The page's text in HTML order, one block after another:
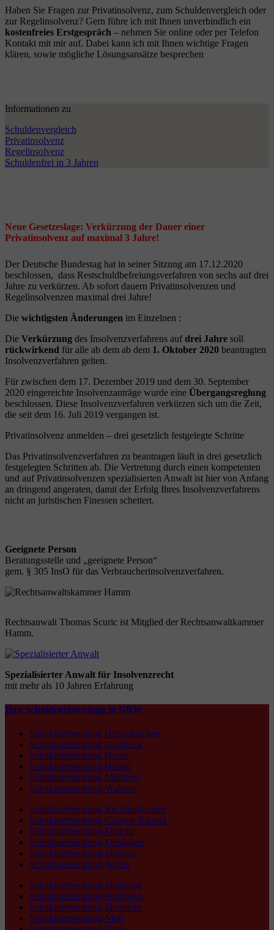
Haben Sie Fragen zur Privatinsolvenz, zum Schuldenvergleich oder
zur Regelinsolvenz? Gern führe ich mit Ihnen unverbindlich ein
kostenfreies Erstgespräch – nehmen Sie online oder per Telefon
Kontakt mit mir auf. Dabei kann ich mit Ihnen wichtige Fragen
klären, sowie mögliche Lösungsansätze besprechen
Informationen zu
Schuldenvergleich
Privatinsolvenz
Regelinsolvenz
Schuldenfrei in 3 Jahren
Neue Gesetzeslage: Verkürzung der Dauer einer
Privatinsolvenz auf maximal 3 Jahre!
Der Deutsche Bundestag hat in seiner Sitzung am 17.12.2020
beschlossen, dass Restschuldbefreiungsverfahren von sechs auf drei
Jahre zu verkürzen. Ab sofort dauern Privatinsolvenzen und
Regelinsolvenzen maximal drei Jahre!
Die wichtigsten Änderungen im Einzelnen :
Die Verkürzung des Insolvenzverfahrens aufdrei Jahre soll
rückwirkend für alle ab dem ab dem 1. Oktober 2020 beantragten
Insolvenzverfahren gelten.
Für zwischen dem 17. Dezember 2019 und dem 30. September
2020 eingereichte Insolvenzanträge wurde eine Übergangsreglung
beschlossen. Diese Insolvenzverfahren verkürzen sich um die Zeit,
die seit dem 16. Juli 2019 vergangen ist.
Privatinsolvenz anmelden – drei gesetzlich festgelegte Schritte
Das Privatinsolvenzverfahren zu beantragen läuft in drei gesetzlich
festgelegten Schritten ab. Die Vertretung durch einen kompetenten
und auf Privatinsolvenzen spezialisierten Anwalt ist hier von Anfang
an dringend angeraten, damit der Erfolg Ihres Insolvenzverfahrens
nicht an juristischen Finessen scheitert.
Geeignete Person
Beratungsstelle und „geeignete Person“
gem. § 305 InsO für das Verbraucherinsolvenzverfahren.
Rechtsanwalt Thomas Scuric ist Mitglied der Rechtsanwaltkammer
Hamm.
Spezialisierter Anwalt für Insolvenzrecht
mit mehr als 10 Jahren Erfahrung
Ihre Schuldnerberatung in NRW
Schuldnerberatung Gelsenkirchen
Schuldnerberatung Gladbeck
Schuldnerberatung Herne
Schuldnerberatung Herten
Schuldnerberatung Mülheim
Schuldnerberatung-Waltrop
Schuldnerberatung Recklinghausen
Schuldnerberatung-Castrop-Rauxel
Schuldnerberatung-Datteln
Schuldnerberatung-Dinslaken
Schuldnerberatung-Dorsten
Schuldnerberatung-Witten
Schuldnerberatung-Duisburg
Schuldnerberatung-Hattingen
Schuldnerberatung-Herdecke
Schuldnerberatung-Marl